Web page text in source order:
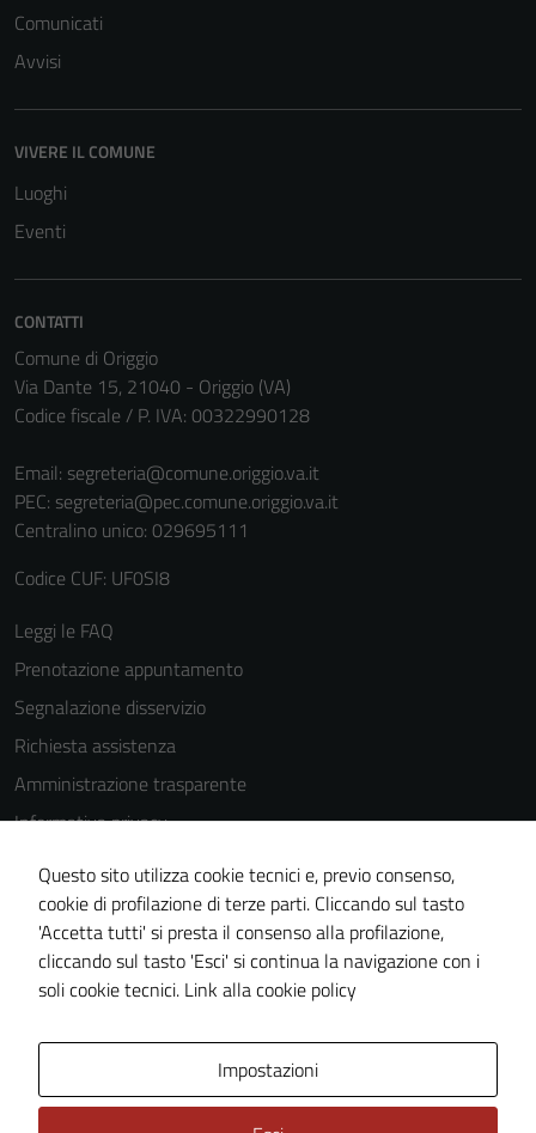
Comunicati
Avvisi
VIVERE IL COMUNE
Luoghi
Eventi
CONTATTI
Comune di Origgio
Via Dante 15, 21040 - Origgio (VA)
Codice fiscale / P. IVA: 00322990128
Email: segreteria@comune.origgio.va.it
PEC: segreteria@pec.comune.origgio.va.it
Centralino unico: 029695111
Codice CUF: UF0SI8
Leggi le FAQ
Prenotazione appuntamento
Segnalazione disservizio
Richiesta assistenza
Amministrazione trasparente
Informativa privacy
Cookie Policy
Note legali
Dichiarazione di accessibilità
Piano di miglioramento del sito
Questo sito utilizza cookie tecnici e, previo consenso,
cookie di profilazione di terze parti. Cliccando sul tasto
'Accetta tutti' si presta il consenso alla profilazione,
cliccando sul tasto 'Esci' si continua la navigazione con i
soli cookie tecnici. Link alla cookie policy
Impostazioni
Tecnici
sono necessari
per il